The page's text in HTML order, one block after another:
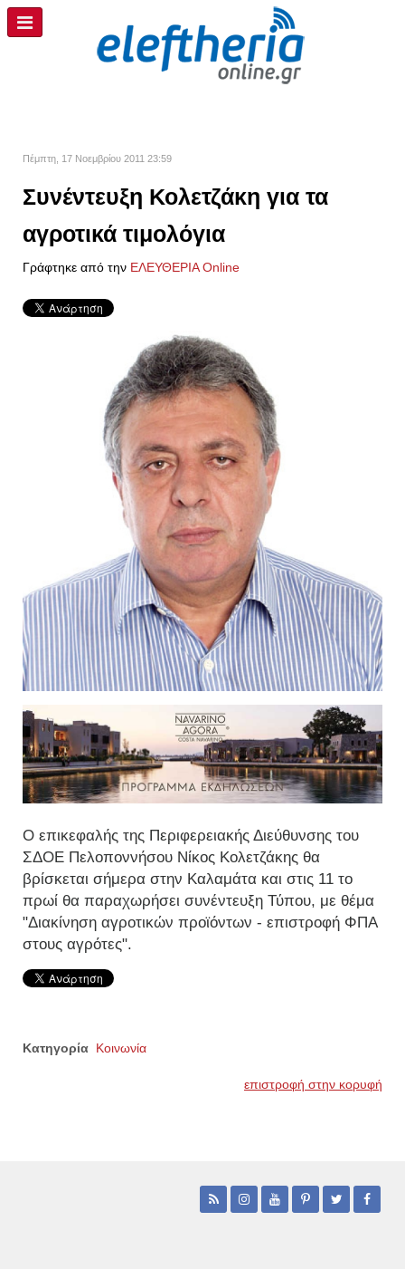
Πέμπτη, 17 Νοεμβρίου 2011 23:59
Συνέντευξη Κολετζάκη για τα
αγροτικά τιμολόγια
Γράφτηκε από την ΕΛΕΥΘΕΡΙΑ Online
Ο επικεφαλής της Περιφερειακής Διεύθυνσης του
ΣΔΟΕ Πελοποννήσου Νίκος Κολετζάκης θα
βρίσκεται σήμερα στην Καλαμάτα και στις 11 το
πρωί θα παραχωρήσει συνέντευξη Τύπου, με θέμα
"Διακίνηση αγροτικών προϊόντων - επιστροφή ΦΠΑ
στους αγρότες".
Κατηγορία Κοινωνία
επιστροφή στην κορυφή